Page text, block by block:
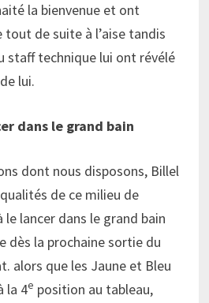
la bienvenue et ont
de suite à l’aise tandis
staff technique lui ont révélé
lui.
dans le grand bain
dont nous disposons, Billel
de ce milieu de
lancer dans le grand bain
dès la prochaine sortie du
alors que les Jaune et Bleu
la 4e position au tableau,